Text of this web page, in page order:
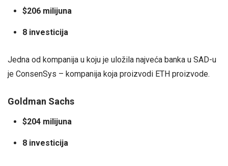
$206 milijuna
8 investicija
Jedna od kompanija u koju je uložila najveća banka u SAD-u
je ConsenSys – kompanija koja proizvodi ETH proizvode.
Goldman Sachs
$204 milijuna
8 investicija